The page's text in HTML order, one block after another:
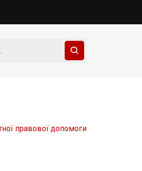
правової допомоги